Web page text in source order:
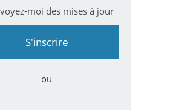
moi des mises à jour
ou